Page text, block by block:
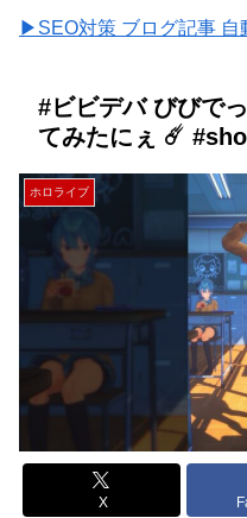
▶SEO対策 ブログ記事 自
#ビビデバ びびで
てみたにぇ ☄️
ホロライブ
X